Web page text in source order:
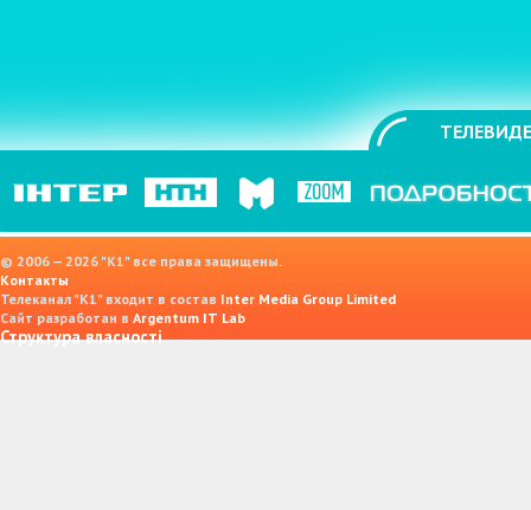
© 2006 — 2026 "K1" все права защищены.
Контакты
Телеканал "К1" входит в состав Inter Media Group Limited
Сайт разработан в Argentum IT Lab
Структура власності